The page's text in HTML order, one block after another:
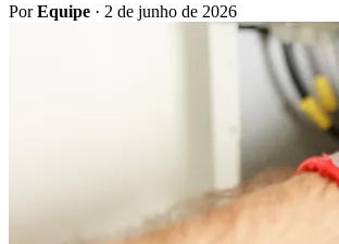
PorEquipe · 2 de junho de 2026